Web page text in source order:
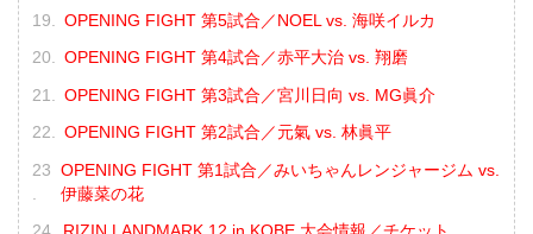
OPENING FIGHT 第5試合／NOEL vs. 海咲イルカ
OPENING FIGHT 第4試合／赤平大治 vs. 翔磨
OPENING FIGHT 第3試合／宮川日向 vs. MG眞介
OPENING FIGHT 第2試合／元氣 vs. 林眞平
OPENING FIGHT 第1試合／みいちゃんレンジャージム vs.
伊藤菜の花